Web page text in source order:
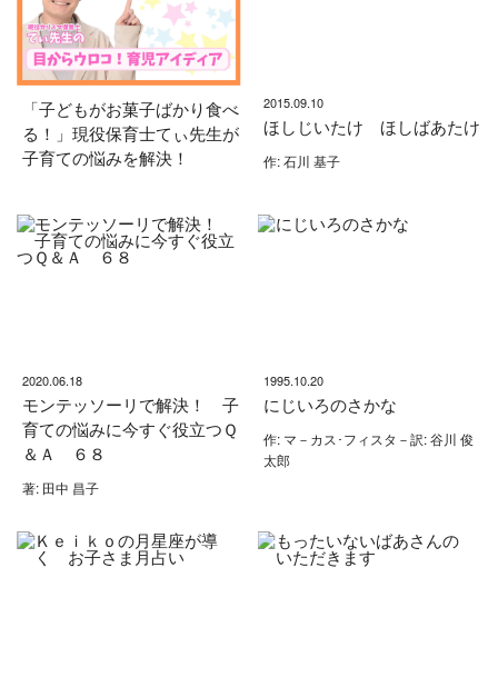
「子どもがお菓子ばかり食べ
る！」現役保育士てぃ先生が
子育ての悩みを解決！
2015.09.10
ほしじいたけ ほしばあたけ
作: 石川 基子
2020.06.18
モンテッソーリで解決！ 子
育ての悩みに今すぐ役立つＱ
＆Ａ ６８
著: 田中 昌子
1995.10.20
にじいろのさかな
作: マ－カス･フィスタ－訳: 谷川 俊
太郎